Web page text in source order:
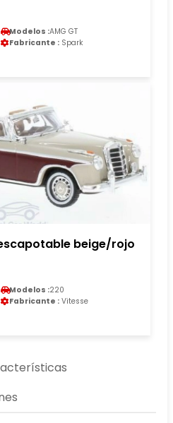
Modelos :AMG GT
Fabricante : Spark
beige/rojo
Modelos :220
Fabricante : Vitesse